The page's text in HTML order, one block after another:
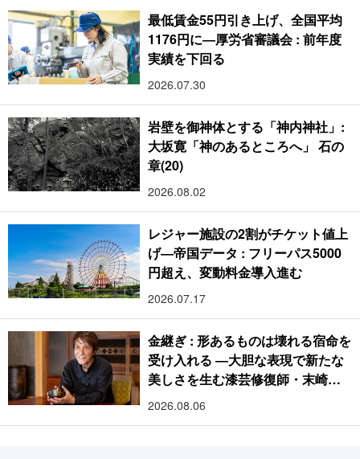
最低賃金55円引き上げ、全国平均
1176円に―厚労省審議会 : 前年度
実績を下回る
2026.07.30
岩壁を御神体とする「神内神社」:
大坂寛「神のあるところへ」 石の
章(20)
2026.08.02
レジャー施設の2割がチケット値上
げ―帝国データ : フリーパス5000
円超え、変動料金導入進む
2026.07.17
金継ぎ : 形あるものは壊れる宿命を
受け入れる ―大胆な表現で新たな
美しさを生む漆芸修復師・末崎広
樹
2026.08.06